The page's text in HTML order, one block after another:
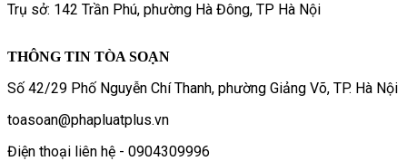
Trụ sở: 142 Trần Phú, phường Hà Đông, TP Hà Nội
THÔNG TIN TÒA SOẠN
Số 42/29 Phố Nguyễn Chí Thanh, phường Giảng Võ, TP. Hà Nội
toasoan@phapluatplus.vn
Điện thoại liên hệ - 0904309996